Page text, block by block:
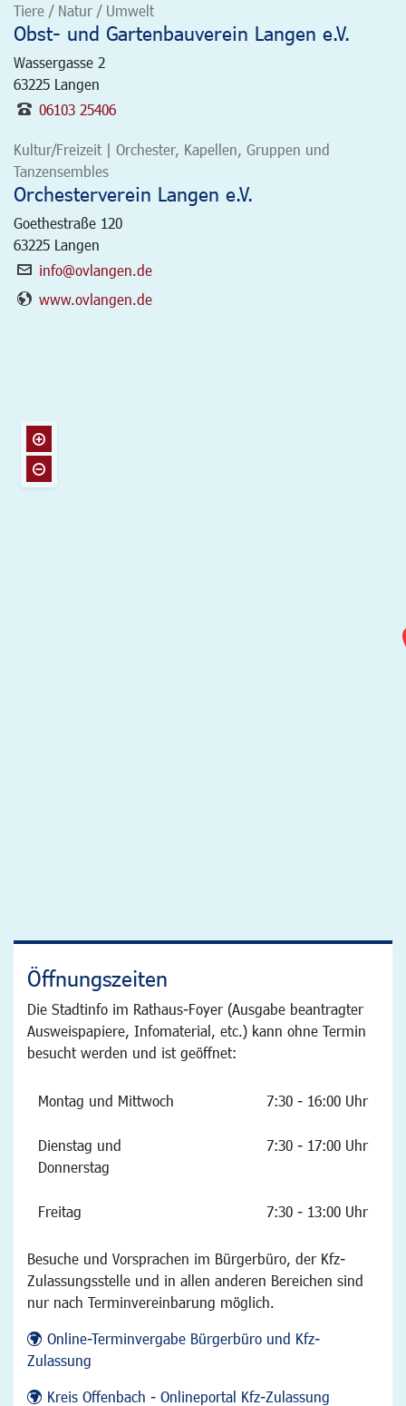
Tiere / Natur / Umwelt
Obst- und Gartenbauverein Langen e.V.
Wassergasse 2
63225 Langen
06103 25406
Kultur/Freizeit | Orchester, Kapellen, Gruppen und
Tanzensembles
Orchesterverein Langen e.V.
Goethestraße 120
63225 Langen
info@ovlangen.de
www.ovlangen.de
Öffnungszeiten
Die Stadtinfo im Rathaus-Foyer (Ausgabe beantragter
Ausweispapiere, Infomaterial, etc.) kann ohne Termin
besucht werden und ist geöffnet:
Montag und Mittwoch 7:30 - 16:00 Uhr
Dienstag und
Donnerstag
7:30 - 17:00 Uhr
Freitag 7:30 - 13:00 Uhr
Besuche und Vorsprachen im Bürgerbüro, der Kfz-
Zulassungsstelle und in allen anderen Bereichen sind
nur nach Terminvereinbarung möglich.
Online-Terminvergabe Bürgerbüro und Kfz-
Zulassung
Kreis Offenbach - Onlineportal Kfz-Zulassung